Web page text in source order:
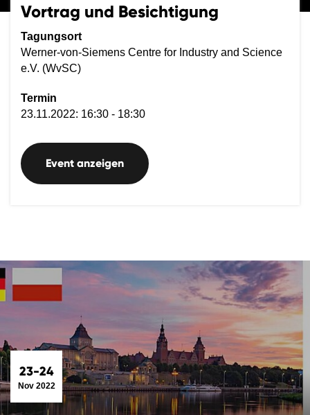
Vortrag und Besichtigung
Tagungsort
Werner-von-Siemens Centre for Industry and Science
e.V. (WvSC)
Termin
23.11.2022: 16:30 - 18:30
Event anzeigen
23-24
Nov 2022